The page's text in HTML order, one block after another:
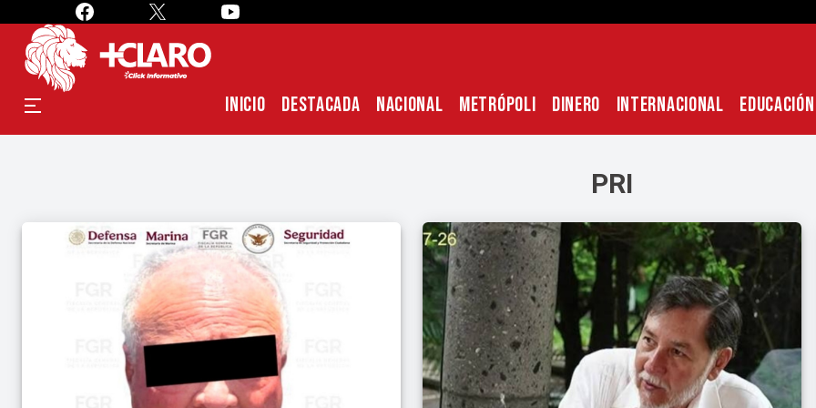
INICIO DESTACADA NACIONAL METRÓPOLI DINERO INTERNACIONAL EDUCACIÓN
PRI